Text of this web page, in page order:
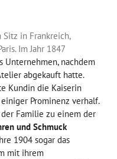
in Frankreich,
Im Jahr 1847
Unternehmen, nachdem
abgekauft hatte.
Kundin die Kaiserin
Prominenz verhalf.
Familie zu einem der
und Schmuck
1904 sogar das
mit ihrem